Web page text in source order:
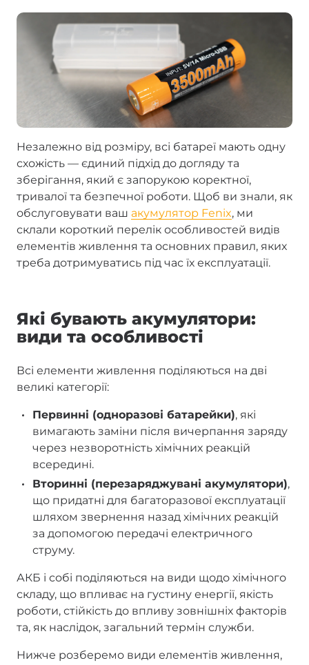
Незалежно від розміру, всі батареї мають одну
схожість — єдиний підхід до догляду та
зберігання, який є запорукою коректної,
тривалої та безпечної роботи. Щоб ви знали, як
обслуговувати ваш акумулятор Fenix, ми
склали короткий перелік особливостей видів
елементів живлення та основних правил, яких
треба дотримуватись під час їх експлуатації.
Які бувають акумулятори:
види та особливості
Всі елементи живлення поділяються на дві
великі категорії:
Первинні (одноразові батарейки), які
вимагають заміни після вичерпання заряду
через незворотність хімічних реакцій
всередині.
Вторинні (перезаряджувані акумулятори),
що придатні для багаторазової експлуатації
шляхом звернення назад хімічних реакцій
за допомогою передачі електричного
струму.
АКБ і собі поділяються на види щодо хімічного
складу, що впливає на густину енергії, якість
роботи, стійкість до впливу зовнішніх факторів
та, як наслідок, загальний термін служби.
Нижче розберемо види елементів живлення,